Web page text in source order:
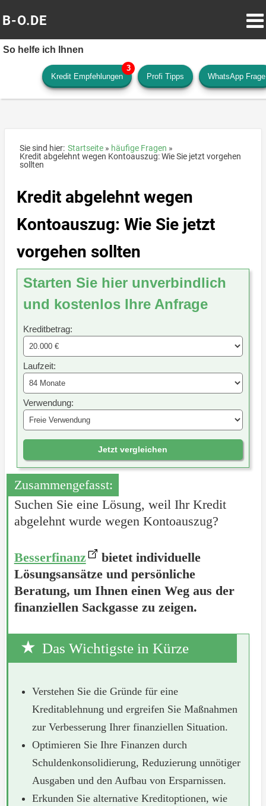
B-O.DE
So helfe ich Ihnen
Kredit Empfehlungen Profi Tipps WhatsApp Frage
Sie sind hier: Startseite
häufige Fragen
Kredit abgelehnt wegen Kontoauszug: Wie Sie jetzt vorgehen
sollten
Kredit abgelehnt wegen
Kontoauszug: Wie Sie jetzt
vorgehen sollten
Starten Sie hier unverbindlich
und kostenlos Ihre Anfrage
Kreditbetrag:
Laufzeit:
Verwendung:
Jetzt vergleichen
Zusammengefasst:
Suchen Sie eine Lösung, weil Ihr Kredit
abgelehnt wurde wegen Kontoauszug?
Besserfinanz
bietet individuelle
Lösungsansätze und persönliche
Beratung, um Ihnen einen Weg aus der
finanziellen Sackgasse zu zeigen.
Das Wichtigste in Kürze
Verstehen Sie die Gründe für eine
Kreditablehnung und ergreifen Sie Maßnahmen
zur Verbesserung Ihrer finanziellen Situation.
Optimieren Sie Ihre Finanzen durch
Schuldenkonsolidierung, Reduzierung unnötiger
Ausgaben und den Aufbau von Ersparnissen.
Erkunden Sie alternative Kreditoptionen, wie